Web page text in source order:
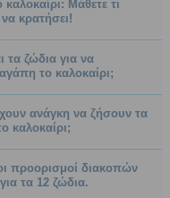
Μάθετε τι
να κρατήσει!
τα ζώδια για να
το καλοκαίρι;
ανάγκη να ζήσουν τα
καλοκαίρι;
προορισμοί διακοπών
τα 12 ζώδια.